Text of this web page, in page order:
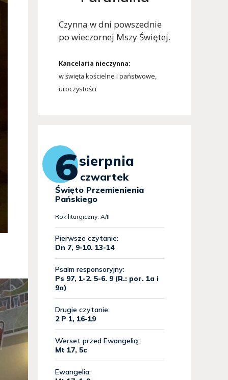
Czynna w dni powszednie
po wieczornej Mszy Świętej.
Kancelaria nieczynna:
w święta kościelne i państwowe,
uroczystości